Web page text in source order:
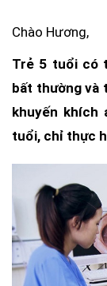
Chào Hương,
Trẻ 5 tuổi có
bất thường và
khuyến khích
tuổi, chỉ thực